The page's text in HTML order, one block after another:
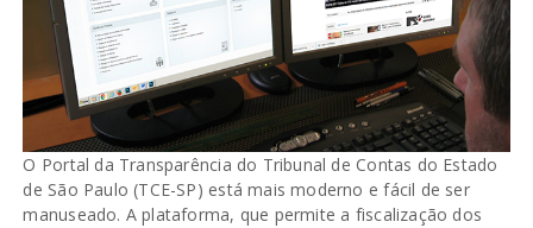
O Portal da Transparência do Tribunal de Contas do Estado
de São Paulo (TCE-SP) está mais moderno e fácil de ser
manuseado. A plataforma, que permite a fiscalização dos